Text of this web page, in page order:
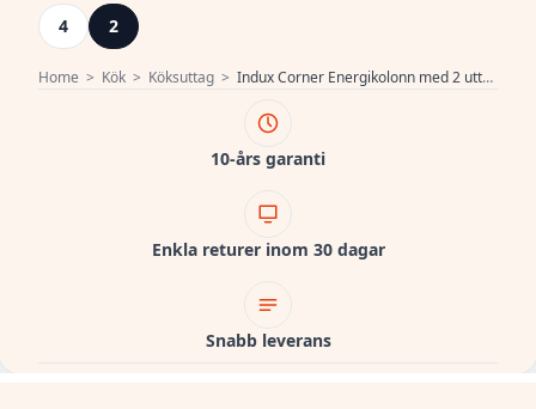
Home > Kök > Köksuttag > Indux Corner Energikolonn med 2 uttag, jordad, rostfritt stål 1208972276
4 2
10-års garanti
Enkla returer inom 30 dagar
Snabb leverans